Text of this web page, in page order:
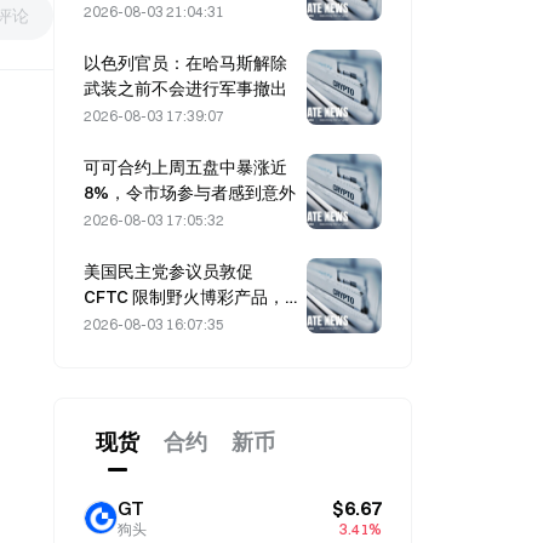
论 务
2026-08-03 21:04:31
以色列官员：在哈马斯解除
武装之前不会进行军事撤出
2026-08-03 17:39:07
可可合约上周五盘中暴涨近
8%，令市场参与者感到意外
2026-08-03 17:05:32
美国民主党参议员敦促
CFTC 限制野火博彩产品，
因创纪录的野火季节
2026-08-03 16:07:35
现货 合约 新币
GT
狗头
$6.67
3.41%